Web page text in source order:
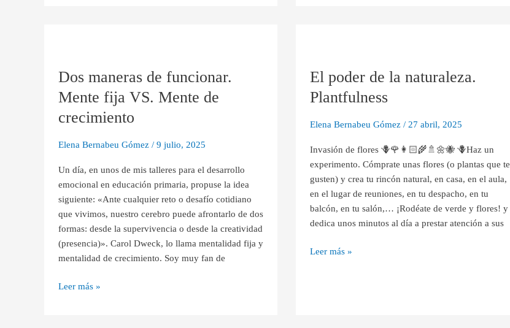
Dos maneras de funcionar.
Mente fija VS. Mente de
crecimiento
Elena Bernabeu Gómez / 9 julio, 2025
Un día, en unos de mis talleres para el desarrollo
emocional en educación primaria, propuse la idea
siguiente: «Ante cualquier reto o desafío cotidiano
que vivimos, nuestro cerebro puede afrontarlo de dos
formas: desde la supervivencia o desde la creatividad
(presencia)». Carol Dweck, lo llama mentalidad fija y
mentalidad de crecimiento. Soy muy fan de
de
Mente
fija
Mente
crecimiento
Leer más »
El poder de la naturaleza.
Plantfulness
Elena Bernabeu Gómez / 27 abril, 2025
Invasión de flores 🪻🌹👩🏻‍🌾🚿🌼🐝 🪻Haz un
experimento. Cómprate unas flores (o plantas que te
gusten) y crea tu rincón natural, en casa, en el aula,
en el lugar de reuniones, en tu despacho, en tu
balcón, en tu salón,… ¡Rodéate de verde y flores! y
dedica unos minutos al día a prestar atención a sus
de
naturaleza.
Leer más »